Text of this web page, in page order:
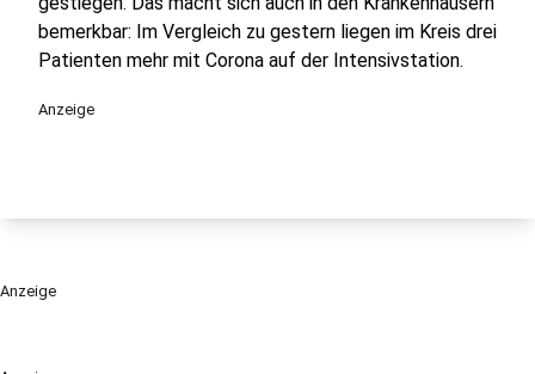
bemerkbar: Im Vergleich zu gestern liegen im Kreis drei
Patienten mehr mit Corona auf der Intensivstation.
Anzeige
Anzeige